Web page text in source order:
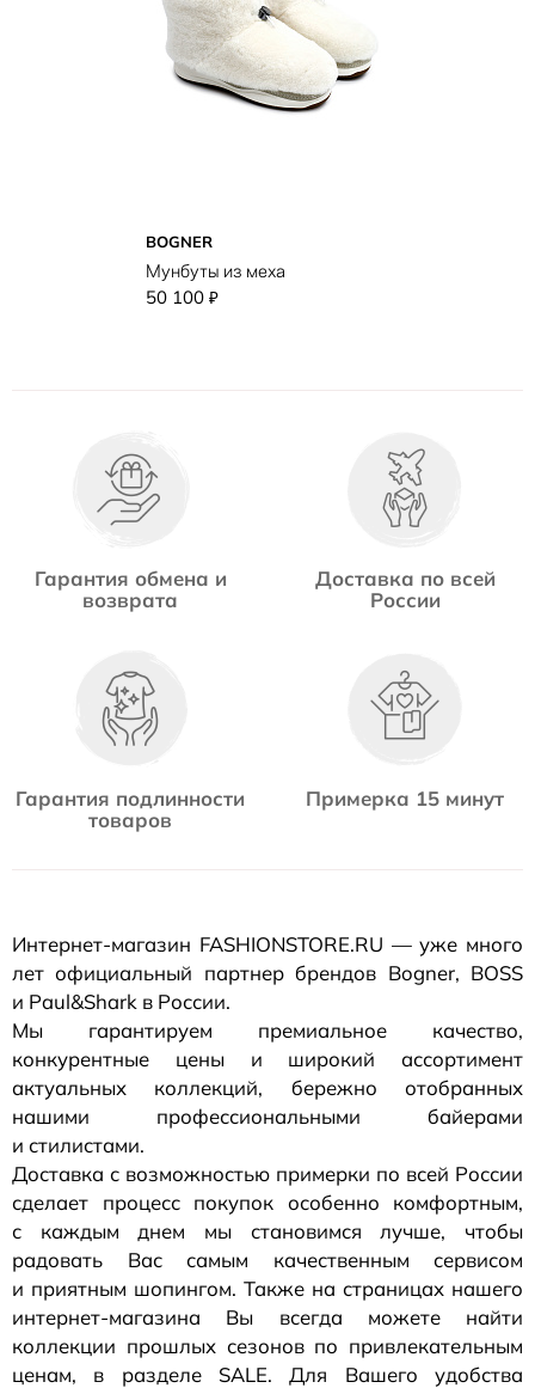
BOGNER
Мунбуты из меха
50 100 ₽
Гарантия обмена и
возврата
Доставка по всей
России
Гарантия подлинности
товаров
Примерка 15 минут
Интернет-магазин FASHIONSTORE.RU — уже много
лет официальный партнер брендов Bogner, BOSS
и Paul&Shark в России.
Мы гарантируем премиальное качество,
конкурентные цены и широкий ассортимент
актуальных коллекций, бережно отобранных
нашими профессиональными байерами
и стилистами.
Доставка с возможностью примерки по всей России
сделает процесс покупок особенно комфортным,
с каждым днем мы становимся лучше, чтобы
радовать Вас самым качественным сервисом
и приятным шопингом. Также на страницах нашего
интернет-магазина Вы всегда можете найти
коллекции прошлых сезонов по привлекательным
ценам, в разделе SALE. Для Вашего удобства